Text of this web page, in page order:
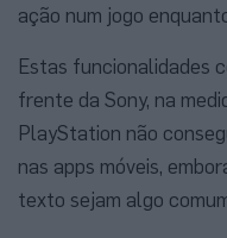
ação num jogo
Estas funcionalidades
frente da Sony, na
PlayStation não
nas apps móveis,
texto sejam algo